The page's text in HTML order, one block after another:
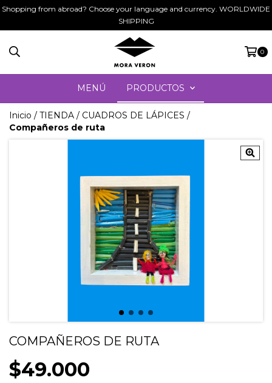
Shopping from abroad? Choose your language and currency. WORLDWIDE
SHIPPING
0
MENÚ PRODUCTOS
Inicio / TIENDA / CUADROS DE LÁPICES /
Compañeros de ruta
COMPAÑEROS DE RUTA
$49.000